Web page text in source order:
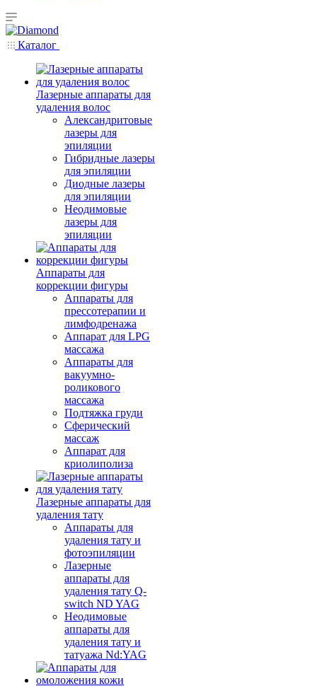
Каталог
Лазерные аппараты для
удаления волос
Александритовые
лазеры для
эпиляции
Гибридные лазеры
для эпиляции
Диодные лазеры
для эпиляции
Неодимовые
лазеры для
эпиляции
Аппараты для
коррекции фигуры
Аппараты для
прессотерапии и
лимфодренажа
Аппарат для LPG
массажа
Аппараты для
вакуумно-
роликового
массажа
Подтяжка груди
Сферический
массаж
Аппарат для
криолиполиза
Лазерные аппараты для
удаления тату
Аппараты для
удаления тату и
фотоэпиляции
Лазерные
аппараты для
удаления тату Q-
switch ND YAG
Неодимовые
аппараты для
удаления тату и
татуажа Nd:YAG